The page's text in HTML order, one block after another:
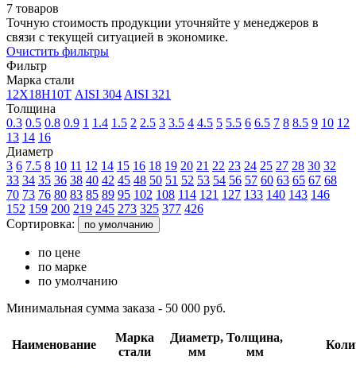
7 товаров
Точную стоимость продукции уточняйте у менеджеров в
связи с текущей ситуацией в экономике.
Очистить фильтры
Фильтр
Марка стали
12Х18Н10Т AISI 304 AISI 321
Толщина
0.3 0.5 0.8 0.9 1 1.4 1.5 2 2.5 3 3.5 4 4.5 5 5.5 6 6.5 7 8 8.5 9 10 12
13 14 16
Диаметр
3 6 7.5 8 10 11 12 14 15 16 18 19 20 21 22 23 24 25 27 28 30 32
33 34 35 36 38 40 42 45 48 50 51 52 53 54 56 57 60 63 65 67 68
70 73 76 80 83 85 89 95 102 108 114 121 127 133 140 143 146
152 159 200 219 245 273 325 377 426
Сортировка:
по умолчанию
по цене
по марке
по умолчанию
Минимальная сумма заказа - 50 000 руб.
Наименование
Марка
стали
Диаметр,
мм
Толщина,
мм